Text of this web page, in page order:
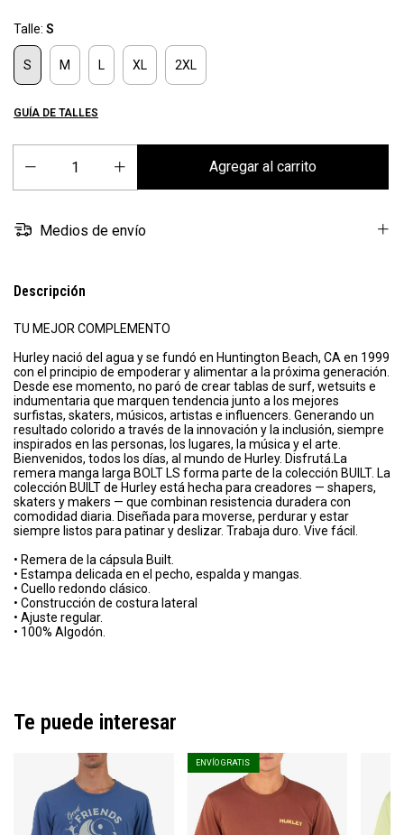
Talle: S
S M L XL 2XL
GUÍA DE TALLES
Medios de envío
Descripción
TU MEJOR COMPLEMENTO
Hurley nació del agua y se fundó en Huntington Beach, CA en 1999
con el principio de empoderar y alimentar a la próxima generación.
Desde ese momento, no paró de crear tablas de surf, wetsuits e
indumentaria que marquen tendencia junto a los mejores
surfistas, skaters, músicos, artistas e influencers. Generando un
resultado colorido a través de la innovación y la inclusión, siempre
inspirados en las personas, los lugares, la música y el arte.
Bienvenidos, todos los días, al mundo de Hurley. Disfrutá.La
remera manga larga BOLT LS forma parte de la colección BUILT. La
colección BUILT de Hurley está hecha para creadores — shapers,
skaters y makers — que combinan resistencia duradera con
comodidad diaria. Diseñada para moverse, perdurar y estar
siempre listos para patinar y deslizar. Trabaja duro. Vive fácil.
• Remera de la cápsula Built.
• Estampa delicada en el pecho, espalda y mangas.
• Cuello redondo clásico.
• Construcción de costura lateral
• Ajuste regular.
• 100% Algodón.
Te puede interesar
ENVÍO GRATIS